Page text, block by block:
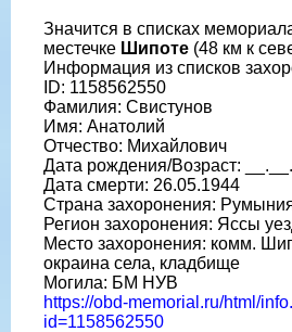
Значится в списках
местечке Шипоте (48 км к
Информация из списков
ID: 1158562550
Фамилия: Свистунов
Имя: Анатолий
Отчество: Михайлович
Дата рождения/Возраст:
Дата смерти: 26.05.1944
Страна захоронения:
Регион захоронения: Яссы
Место захоронения: комм.
окраина села, кладбище
Могила: БМ НУВ
https://obd-memorial.ru/html/
id=1158562550